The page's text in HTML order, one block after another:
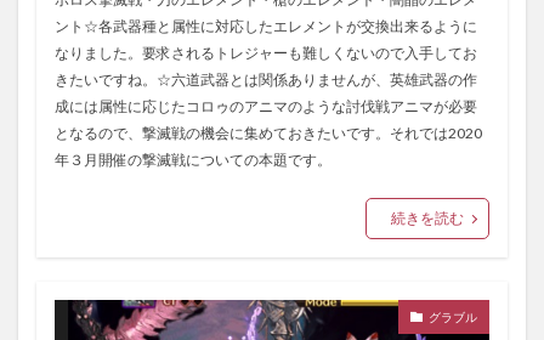
ント☆各武器種と属性に対応したエレメントが交換出来るように
なりました。要求されるトレジャーも難しくないので入手してお
きたいですね。☆六道武器とは関係ありませんが、英雄武器の作
成には属性に応じたコロゥのアニマのような討伐戦アニマが必要
となるので、撃滅戦の機会に集めておきたいです。それでは2020
年３月開催の撃滅戦についての本題です。
続きを読む
グラブル